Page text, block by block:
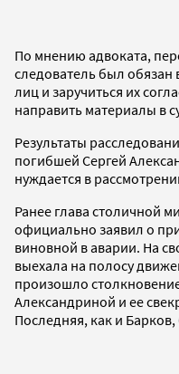
По мнению адвоката,
следователь был обязан
лиц и заручиться их
направить материалы в
Результаты
погибшей Сергей
нуждается в
Ранее глава столичной
официально заявил о
виновной в аварии. На
выехала на полосу
произошло
Александриной и ее
Последняя, как и